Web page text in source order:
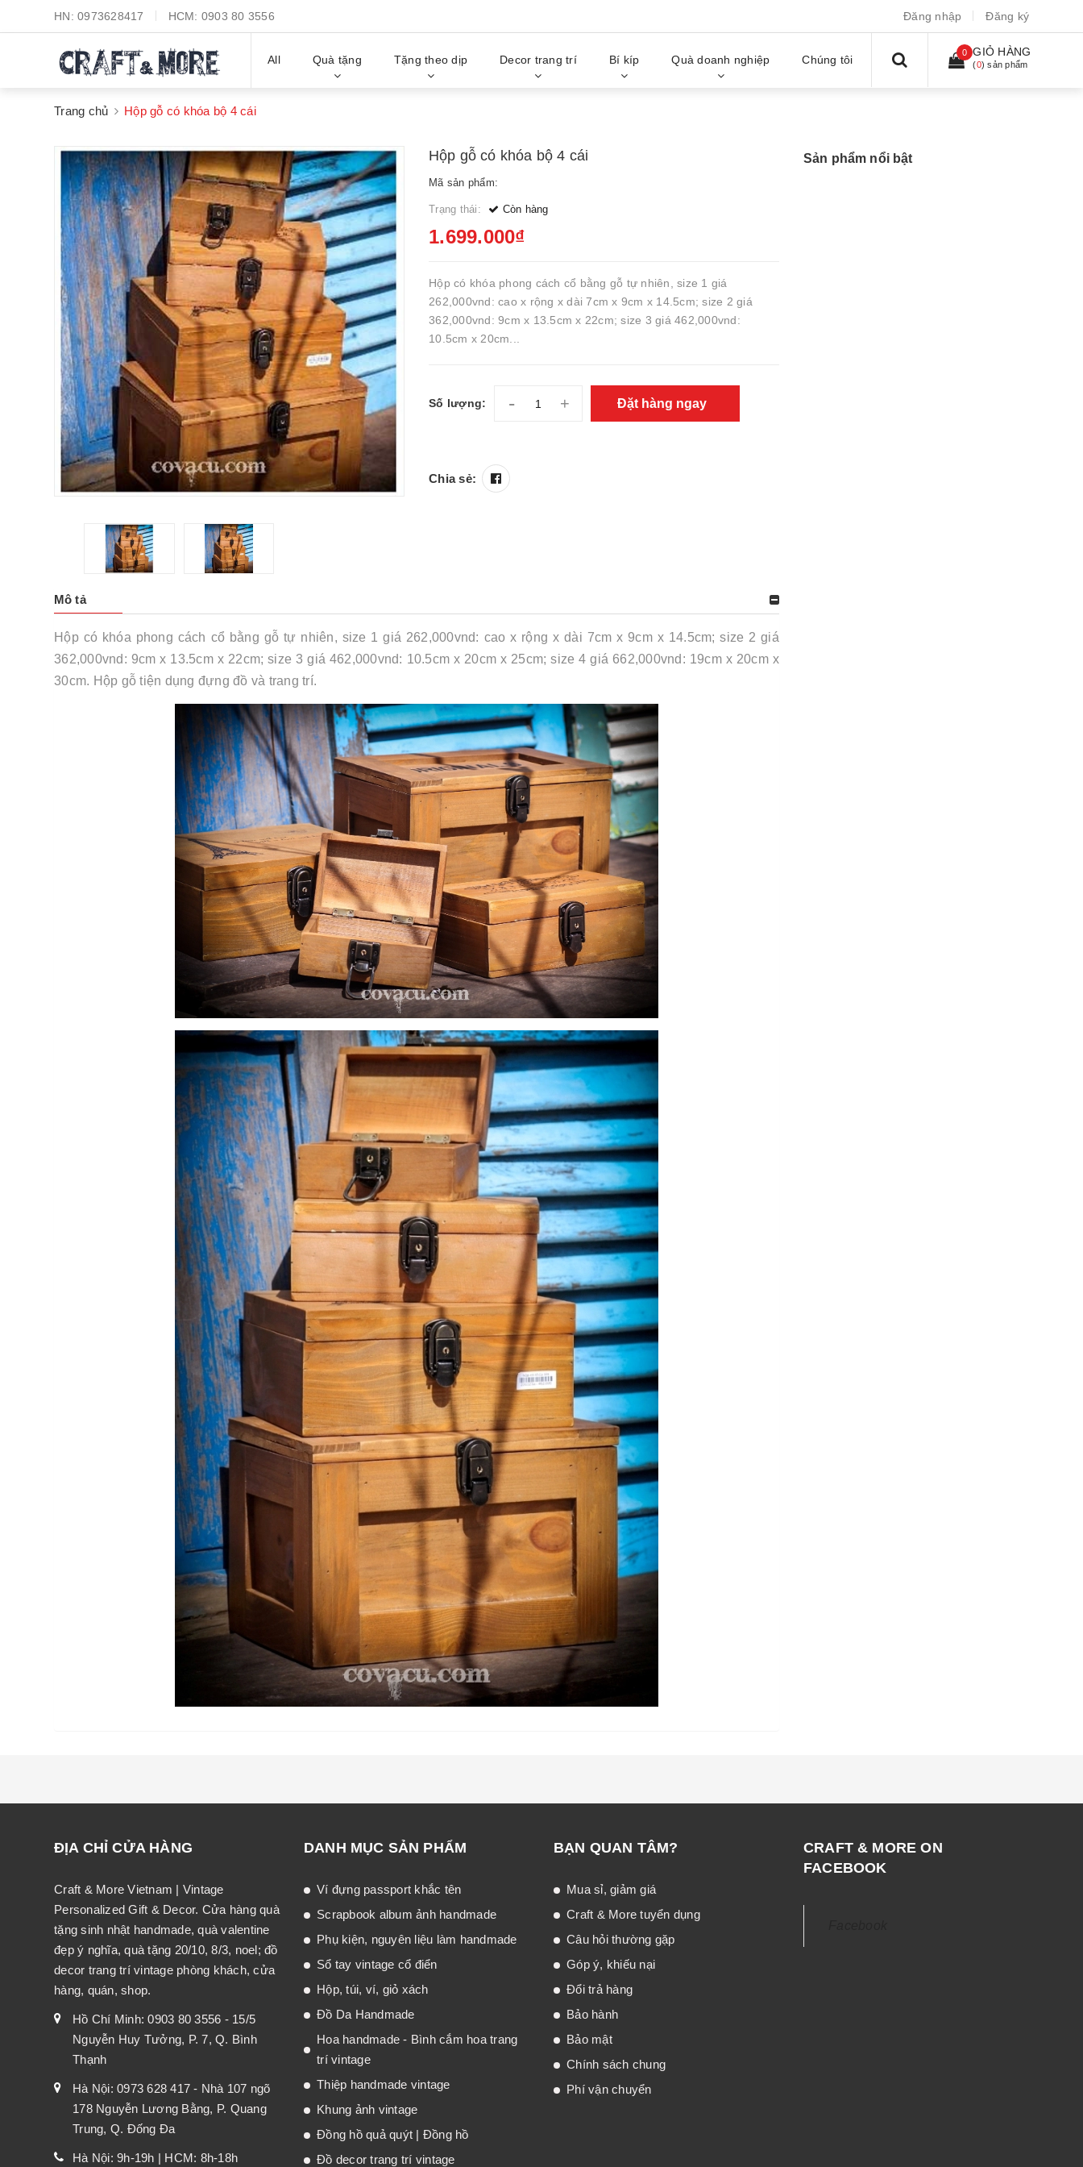
HN: 0973628417 HCM: 0903 80 3556 Đăng nhập Đăng ký
All Quà tặng Tặng theo dịp Decor trang trí Bí kíp Quà doanh nghiệp Chúng tôi
0 GIỎ HÀNG
(0) sản phẩm
Trang chủ Hộp gỗ có khóa bộ 4 cái
Hộp gỗ có khóa bộ 4 cái
Mã sản phẩm:
Trạng thái: Còn hàng
1.699.000₫
Hộp có khóa phong cách cổ bằng gỗ tự nhiên, size 1 giá
262,000vnd: cao x rộng x dài 7cm x 9cm x 14.5cm; size 2 giá
362,000vnd: 9cm x 13.5cm x 22cm; size 3 giá 462,000vnd:
10.5cm x 20cm...
Số lượng: - + Đặt hàng ngay
Chia sẻ:
Mô tả
Hộp có khóa phong cách cổ bằng gỗ tự nhiên, size 1 giá 262,000vnd: cao x rộng x dài 7cm x 9cm x 14.5cm; size 2 giá
362,000vnd: 9cm x 13.5cm x 22cm; size 3 giá 462,000vnd: 10.5cm x 20cm x 25cm; size 4 giá 662,000vnd: 19cm x 20cm x
30cm. Hộp gỗ tiện dụng đựng đồ và trang trí.
Sản phẩm nổi bật
ĐỊA CHỈ CỬA HÀNG
Craft & More Vietnam | Vintage
Personalized Gift & Decor. Cửa hàng quà
tặng sinh nhật handmade, quà valentine
đẹp ý nghĩa, quà tặng 20/10, 8/3, noel; đồ
decor trang trí vintage phòng khách, cửa
hàng, quán, shop.
Hồ Chí Minh: 0903 80 3556 - 15/5
Nguyễn Huy Tưởng, P. 7, Q. Bình
Thạnh
Hà Nội: 0973 628 417 - Nhà 107 ngõ
178 Nguyễn Lương Bằng, P. Quang
Trung, Q. Đống Đa
Hà Nội: 9h-19h | HCM: 8h-18h
DANH MỤC SẢN PHẨM
Ví đựng passport khắc tên
Scrapbook album ảnh handmade
Phụ kiện, nguyên liệu làm handmade
Sổ tay vintage cổ điển
Hộp, túi, ví, giỏ xách
Đồ Da Handmade
Hoa handmade - Bình cắm hoa trang
trí vintage
Thiệp handmade vintage
Khung ảnh vintage
Đồng hồ quả quýt | Đồng hồ
Đồ decor trang trí vintage
BẠN QUAN TÂM?
Mua sỉ, giảm giá
Craft & More tuyển dụng
Câu hỏi thường gặp
Góp ý, khiếu nại
Đổi trả hàng
Bảo hành
Bảo mật
Chính sách chung
Phí vận chuyển
CRAFT & MORE ON
FACEBOOK